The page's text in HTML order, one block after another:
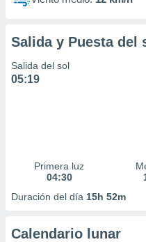
Salida y Puesta del
Salida del sol
05:19
Primera luz
04:30
Duración del día 15h 52m
Calendario lunar